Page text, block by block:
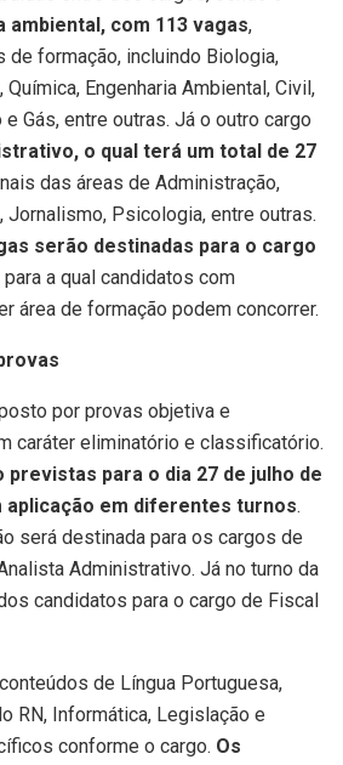
ambiental, com 113 vagas,
de formação, incluindo Biologia,
Química, Engenharia Ambiental, Civil,
Gás, entre outras. Já o outro cargo
o qual terá um total de 27
das áreas de Administração,
Jornalismo, Psicologia, entre outras.
serão destinadas para o cargo
para a qual candidatos com
área de formação podem concorrer.
por provas objetiva e
caráter eliminatório e classificatório.
para o dia 27 de julho de
aplicação em diferentes turnos.
será destinada para os cargos de
Administrativo. Já no turno da
candidatos para o cargo de Fiscal
de Língua Portuguesa,
RN, Informática, Legislação e
conforme o cargo. Os